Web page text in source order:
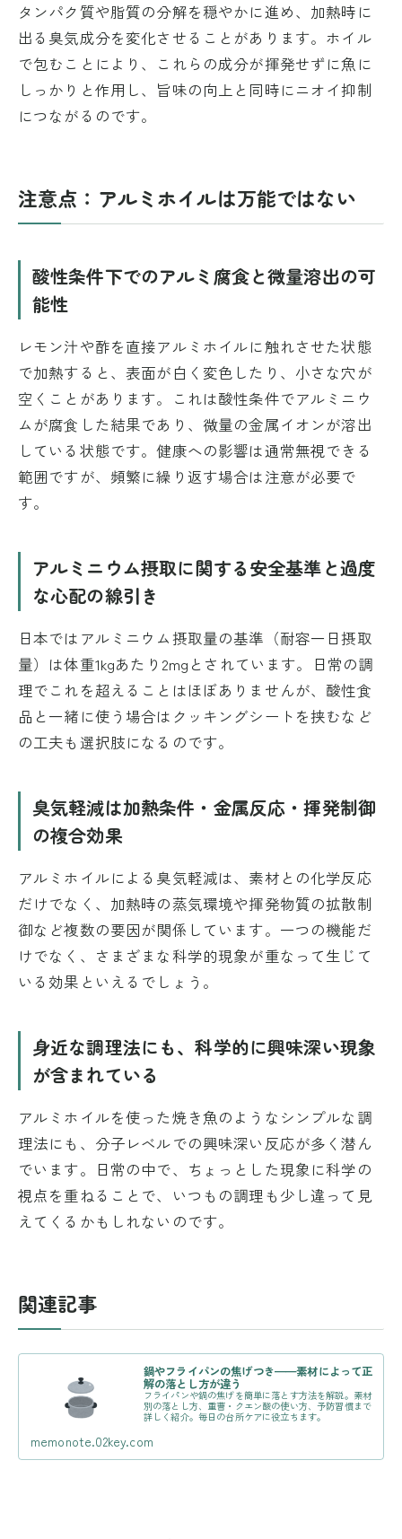
タンパク質や脂質の分解を穏やかに進め、加熱時に
出る臭気成分を変化させることがあります。ホイル
で包むことにより、これらの成分が揮発せずに魚に
しっかりと作用し、旨味の向上と同時にニオイ抑制
につながるのです。
注意点：アルミホイルは万能ではない
酸性条件下でのアルミ腐食と微量溶出の可
能性
レモン汁や酢を直接アルミホイルに触れさせた状態
で加熱すると、表面が白く変色したり、小さな穴が
空くことがあります。これは酸性条件でアルミニウ
ムが腐食した結果であり、微量の金属イオンが溶出
している状態です。健康への影響は通常無視できる
範囲ですが、頻繁に繰り返す場合は注意が必要で
す。
アルミニウム摂取に関する安全基準と過度
な心配の線引き
日本ではアルミニウム摂取量の基準（耐容一日摂取
量）は体重1kgあたり2mgとされています。日常の調
理でこれを超えることはほぼありませんが、酸性食
品と一緒に使う場合はクッキングシートを挟むなど
の工夫も選択肢になるのです。
臭気軽減は加熱条件・金属反応・揮発制御
の複合効果
アルミホイルによる臭気軽減は、素材との化学反応
だけでなく、加熱時の蒸気環境や揮発物質の拡散制
御など複数の要因が関係しています。一つの機能だ
けでなく、さまざまな科学的現象が重なって生じて
いる効果といえるでしょう。
身近な調理法にも、科学的に興味深い現象
が含まれている
アルミホイルを使った焼き魚のようなシンプルな調
理法にも、分子レベルでの興味深い反応が多く潜ん
でいます。日常の中で、ちょっとした現象に科学の
視点を重ねることで、いつもの調理も少し違って見
えてくるかもしれないのです。
関連記事
鍋やフライパンの焦げつき——素材によって正
解の落とし方が違う
フライパンや鍋の焦げを簡単に落とす方法を解説。素材
別の落とし方、重曹・クエン酸の使い方、予防習慣まで
詳しく紹介。毎日の台所ケアに役立ちます。
memonote.02key.com